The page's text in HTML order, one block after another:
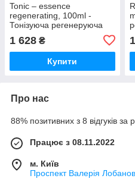
Tonic – essence
regenerating, 100ml -
Тонізуюча регенеруюча
1 628 ₴
Купити
Про нас
88% позитивних з 8 відгуків за
Працює з 08.11.2022
м. Київ
Проспект Валерія